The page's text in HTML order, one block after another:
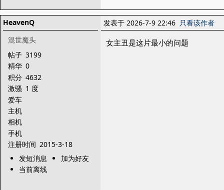
HeavenQ
混世魔头
帖子 3199
精华 0
积分 4632
激骚 1 度
爱车
主机
相机
手机
注册时间 2015-3-18
发短消息
加为好友
当前离线
发表于 2026-7-9 22:46 只看该作者
女主丑是这片最小的问题